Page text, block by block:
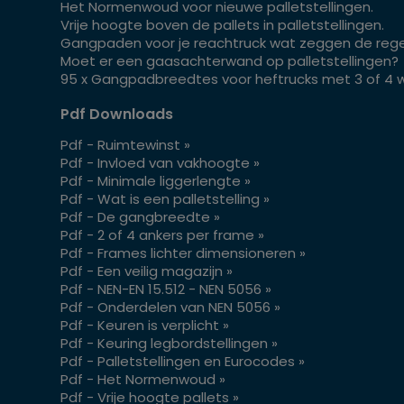
Het Normenwoud voor nieuwe palletstellingen.
Vrije hoogte boven de pallets in palletstellingen.
Gangpaden voor je reachtruck wat zeggen de
Moet er een gaasachterwand op palletstellingen?
95 x Gangpadbreedtes voor heftrucks met 3 of 4
Pdf Downloads
Pdf - Ruimtewinst »
Pdf - Invloed van vakhoogte »
Pdf - Minimale liggerlengte »
Pdf - Wat is een palletstelling »
Pdf - De gangbreedte »
Pdf - 2 of 4 ankers per frame »
Pdf - Frames lichter dimensioneren »
Pdf - Een veilig magazijn »
Pdf - NEN-EN 15.512 - NEN 5056 »
Pdf - Onderdelen van NEN 5056 »
Pdf - Keuren is verplicht »
Pdf - Keuring legbordstellingen »
Pdf - Palletstellingen en Eurocodes »
Pdf - Het Normenwoud »
Pdf - Vrije hoogte pallets »